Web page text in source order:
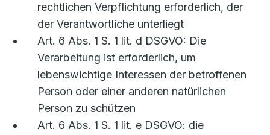
rechtlichen Verpflichtung erforderlich, der
der Verantwortliche unterliegt
Art. 6 Abs. 1 S. 1 lit. d DSGVO: Die
Verarbeitung ist erforderlich, um
lebenswichtige Interessen der betroffenen
Person oder einer anderen natürlichen
Person zu schützen
Art. 6 Abs. 1 S. 1 lit. e DSGVO: die